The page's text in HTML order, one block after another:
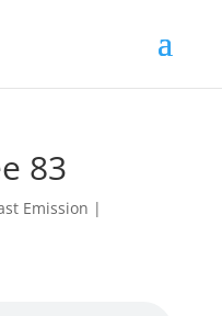
83
Emission |